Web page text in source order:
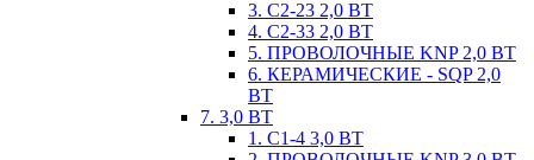
3. С2-23 2,0 ВТ
4. С2-33 2,0 ВТ
5. ПРОВОЛОЧНЫЕ KNP 2,0 ВТ
6. КЕРАМИЧЕСКИЕ - SQP 2,0
ВТ
7. 3,0 ВТ
1. С1-4 3,0 ВТ